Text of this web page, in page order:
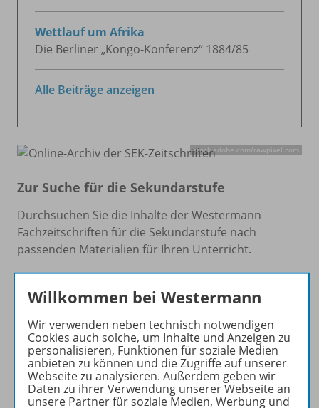
Wettlauf um Afrika
Die Berliner „Kongo-Konferenz“ 1884/85
Alle Beiträge anzeigen
stock.adobe.com/rawpixel.com
Zur Suche für die Sekundarstufe
Durchsuchen Sie die Inhalte der Westermann
Fachzeitschriften für die Sekundarstufe nach
passenden Materialien für Ihren Unterricht.
Die Beiträge der folgenden Titel stehen im Online-
Archiv für die Sekundarstufe zum Download zur
Geographische Rundschau, Praxis Philosophie &
Ethik, Praxis Deutschunterricht, Praxis Politik &
Wirtschaft und Praxis Englisch.
Online-Archiv der Sekundarstufe
Willkommen bei Westermann
Wir verwenden neben technisch notwendigen
Cookies auch solche, um Inhalte und Anzeigen zu
personalisieren, Funktionen für soziale Medien
anbieten zu können und die Zugriffe auf unserer
Webseite zu analysieren. Außerdem geben wir
Daten zu ihrer Verwendung unserer Webseite an
unsere Partner für soziale Medien, Werbung und